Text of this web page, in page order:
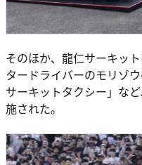
そのほか、龍仁サーキッ
タードライバーのモリゾ
サーキットタクシー」な
施された。